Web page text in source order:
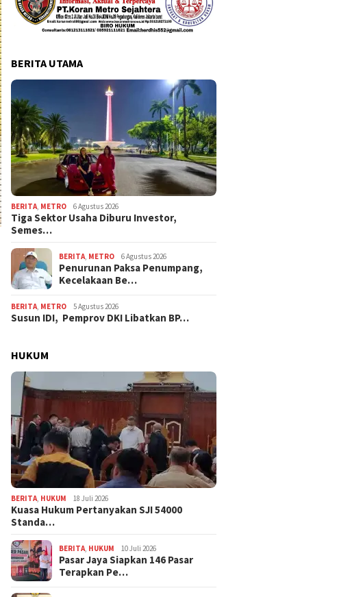
BERITA UTAMA
BERITA, METRO 6 Agustus 2026
Tiga Sektor Usaha Diburu Investor,
Semes…
BERITA, METRO 6 Agustus 2026
Penurunan Paksa Penumpang,
Kecelakaan Be…
BERITA, METRO 5 Agustus 2026
Susun IDI, Pemprov DKI Libatkan BP…
HUKUM
BERITA HUKUM 18 Juli 2026
Kuasa Hukum Pertanyakan SJI 54000
Standa…
BERITA HUKUM 10 Juli 2026
Pasar Jaya Siapkan 146 Pasar
Terapkan Pe…